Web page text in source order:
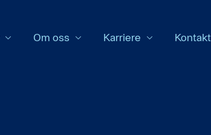
Om oss Karriere Kontakt